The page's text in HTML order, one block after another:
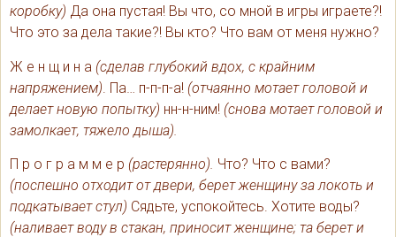
коробку) Да она пустая! Вы что, со мной в игры играете?!
Что это за дела такие?! Вы кто? Что вам от меня нужно?
Ж е н щ и н а (сделав глубокий вдох, с крайним
напряжением) . Па… п-п-п-а! (отчаянно мотает головой и
делает новую попытку) нн-н-ним! (снова мотает головой и
замолкает, тяжело дыша).
П р о г р а м м е р (растерянно). Что? Что с вами?
(поспешно отходит от двери, берет женщину за локоть и
подкатывает стул) Сядьте, успокойтесь. Хотите воды?
(наливает воду в стакан, приносит женщине; та берет и